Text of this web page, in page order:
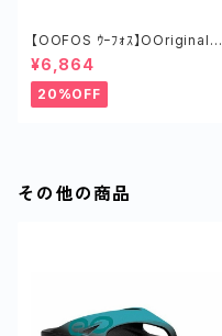
【OOFOS ｳｰﾌｫｽ】OOriginalｳｰ
ｵﾘｼﾞﾅﾙ COSMIC GRAY
¥6,864
20%OFF
その他の商品